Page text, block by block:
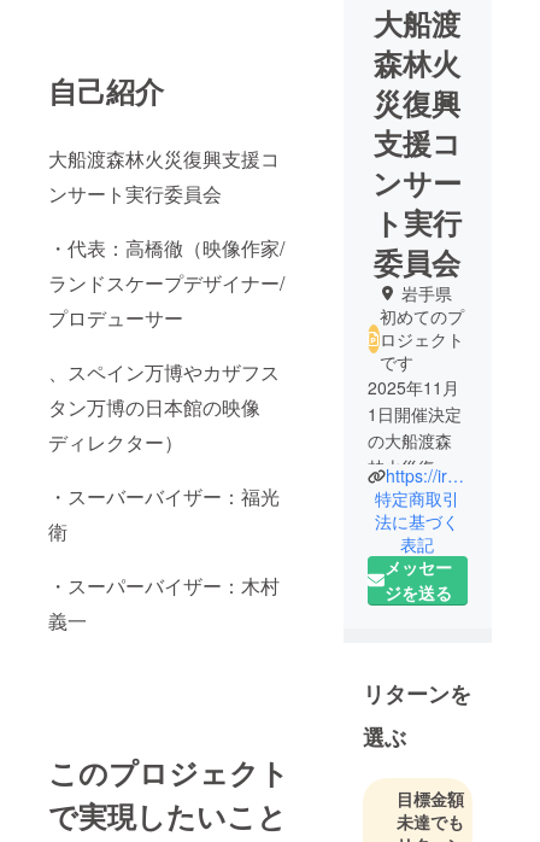
自己紹介
大船渡森林火災復興支援コ
ンサート実行委員会
・代表：高橋徹（映像作家/
ランドスケープデザイナー/
プロデューサー
、スペイン万博やカザフス
タン万博の日本館の映像
ディレクター）
・スーバーバイザー：福光
衛
・スーパーバイザー：木村
義一
このプロジェクト
で実現したいこと
大船渡
森林火
災復興
支援コ
ンサー
ト実行
委員会
岩手県
初めてのプ
ロジェクト
です
2025年11月
1日開催決定
の大船渡森
林火災復興
支援コン
サートの実
行委員会
https://iroriori.my.canva.site/galaxy-symphony
特定商取引
法に基づく
表記
メッセー
ジを送る
リターンを
選ぶ
目標金額
未達でも